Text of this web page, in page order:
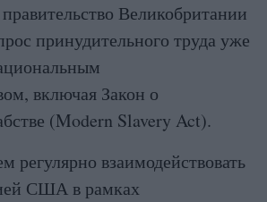
Великобритании
принудительного труда уже
включая Закон о
(Modern Slavery Act).
взаимодействовать
США в рамках